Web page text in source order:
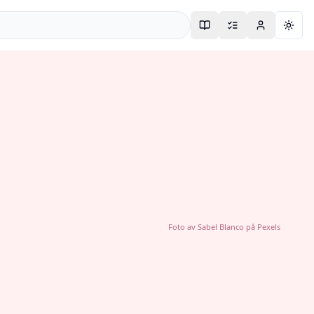
Foto av Sabel Blanco på Pexels